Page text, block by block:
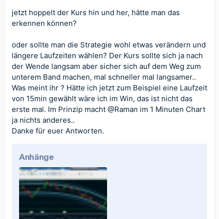
jetzt hoppelt der Kurs hin und her, hätte man das
erkennen können?
oder sollte man die Strategie wohl etwas verändern und
längere Laufzeiten wählen? Der Kurs sollte sich ja nach
der Wende langsam aber sicher sich auf dem Weg zum
unterem Band machen, mal schneller mal langsamer..
Was meint ihr ? Hätte ich jetzt zum Beispiel eine Laufzeit
von 15min gewählt wäre ich im Win, das ist nicht das
erste mal. Im Prinzip macht @Raman im 1 Minuten Chart
ja nichts anderes..
Danke für euer Antworten.
Anhänge